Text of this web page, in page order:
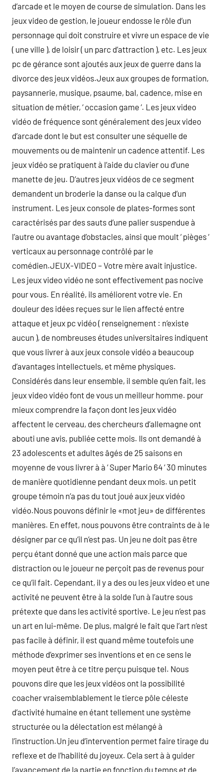
d’arcade et le moyen de course de simulation. Dans les
jeux video de gestion, le joueur endosse le rôle d’un
personnage qui doit construire et vivre un espace de vie
( une ville ), de loisir ( un parc d’attraction ), etc. Les jeux
pc de gérance sont ajoutés aux jeux de guerre dans la
divorce des jeux vidéos.Jeux aux groupes de formation,
paysannerie, musique, psaume, bal, cadence, mise en
situation de métier, ‘ occasion game ‘. Les jeux video
vidéo de fréquence sont généralement des jeux video
d’arcade dont le but est consulter une séquelle de
mouvements ou de maintenir un cadence attentif. Les
jeux vidéo se pratiquent à l’aide du clavier ou d’une
manette de jeu. D’autres jeux vidéos de ce segment
demandent un broderie la danse ou la calque d’un
instrument. Les jeux console de plates-formes sont
caractérisés par des sauts d’une palier suspendue à
l’autre ou avantage d’obstacles, ainsi que moult ‘ pièges ‘
verticaux au personnage contrôlé par le
comédien.JEUX-VIDEO – Votre mère avait injustice.
Les jeux video vidéo ne sont effectivement pas nocive
pour vous. En réalité, ils améliorent votre vie. En
douleur des idées reçues sur le lien affecté entre
attaque et jeux pc vidéo ( renseignement : n’existe
aucun ), de nombreuses études universitaires indiquent
que vous livrer à aux jeux console vidéo a beaucoup
d’avantages intellectuels, et même physiques.
Considérés dans leur ensemble, il semble qu’en fait, les
jeux video vidéo font de vous un meilleur homme. pour
mieux comprendre la façon dont les jeux vidéo
affectent le cerveau, des chercheurs d’allemagne ont
abouti une avis, publiée cette mois. Ils ont demandé à
23 adolescents et adultes âgés de 25 saisons en
moyenne de vous livrer à à ‘ Super Mario 64 ‘ 30 minutes
de manière quotidienne pendant deux mois. un petit
groupe témoin n’a pas du tout joué aux jeux vidéo
vidéo.Nous pouvons définir le «mot jeu» de différentes
manières. En effet, nous pouvons être contraints de à le
désigner par ce qu’il n’est pas. Un jeu ne doit pas être
perçu étant donné que une action mais parce que
distraction ou le joueur ne perçoit pas de revenus pour
ce qu’il fait. Cependant, il y a des ou les jeux video et une
activité ne peuvent être à la solde l’un à l’autre sous
prétexte que dans les activité sportive. Le jeu n’est pas
un art en lui-même. De plus, malgré le fait que l’art n’est
pas facile à définir, il est quand même toutefois une
méthode d’exprimer ses inventions et en ce sens le
moyen peut être à ce titre perçu puisque tel. Nous
pouvons dire que les jeux vidéos ont la possibilité
coacher vraisemblablement le tierce pôle céleste
d’activité humaine en étant tellement une système
structurée ou la délectation est mélangé à
l’instruction.Un jeu d’intervention permet faire tirage du
reflexe et de l’habilité du joyeux. Cela sert à à guider
l’avancement de la partie en fonction du temps et de